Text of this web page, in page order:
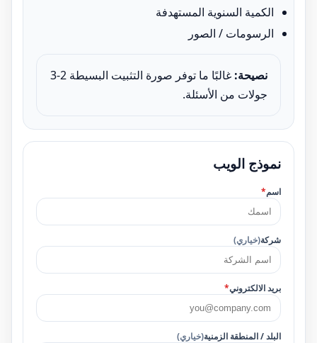
الكمية السنوية المستهدفة
الرسومات / الصور
نصيحة:
غالبًا ما توفر صورة التثبيت البسيطة 2-3
جولات من الأسئلة.
نموذج الويب
اسم*
شركة(خياري)
بريد الالكتروني*
البلد / المنطقة الزمنية(خياري)